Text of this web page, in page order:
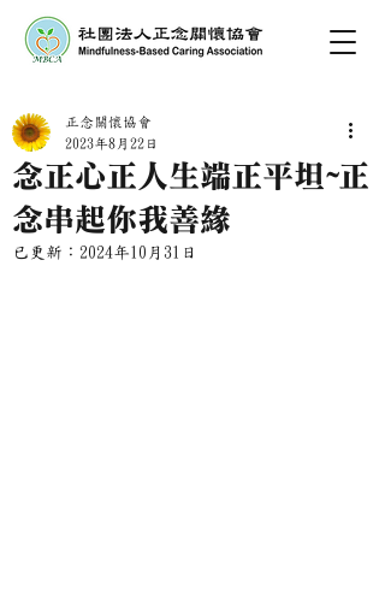
念正心正人生端正平坦~正
念串起你我善緣
正念關懷協會
2023年8月22日
已更新： 2024年10月31日